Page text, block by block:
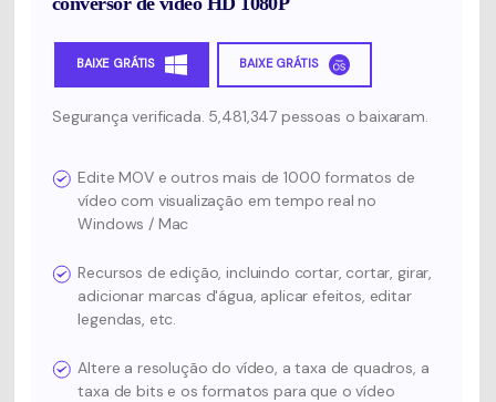
BAIXE GRÁTIS BAIXE GRÁTIS
Segurança verificada. 5,481,347 pessoas o baixaram.
Edite MOV e outros mais de 1000 formatos de
vídeo com visualização em tempo real no
Windows / Mac
Recursos de edição, incluindo cortar, cortar, girar,
adicionar marcas d'água, aplicar efeitos, editar
legendas, etc.
Altere a resolução do vídeo, a taxa de quadros, a
taxa de bits e os formatos para que o vídeo